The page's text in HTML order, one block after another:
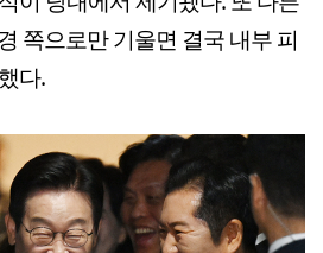
쪽으로만 기울면 결국 내부 피
다.